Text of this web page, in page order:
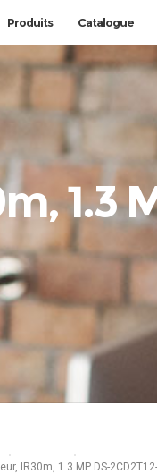
Produits Catalogue
1.3
IR30m, 1.3 MP DS-